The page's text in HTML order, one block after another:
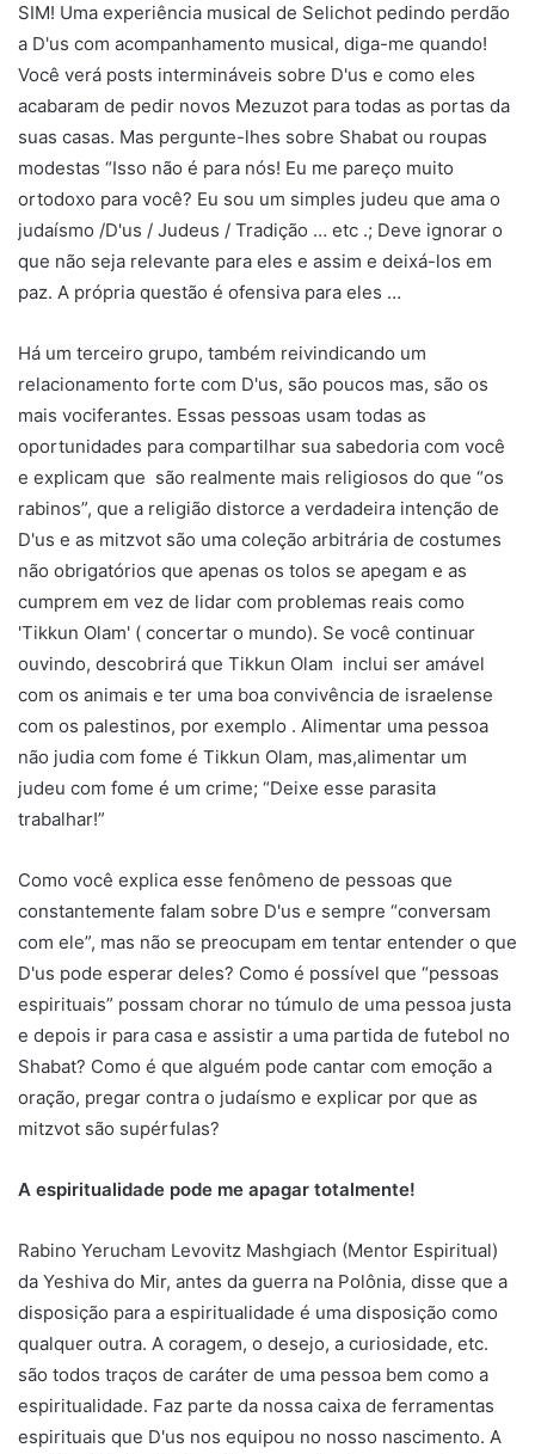
SIM! Uma experiência musical de Selichot pedindo perdão
a D'us com acompanhamento musical, diga-me quando!
Você verá posts intermináveis ​​sobre D'us e como eles
acabaram de pedir novos Mezuzot para todas as portas da
suas casas. Mas pergunte-lhes sobre Shabat ou roupas
modestas “Isso não é para nós! Eu me pareço muito
ortodoxo para você? Eu sou um simples judeu que ama o
judaísmo /D'us / Judeus / Tradição … etc .; Deve ignorar o
que não seja relevante para eles e assim e deixá-los em
paz. A própria questão é ofensiva para eles …
Há um terceiro grupo, também reivindicando um
relacionamento forte com D'us, são poucos mas, são os
mais vociferantes. Essas pessoas usam todas as
oportunidades para compartilhar sua sabedoria com você
e explicam que são realmente mais religiosos do que “os
rabinos”, que a religião distorce a verdadeira intenção de
D'us e as mitzvot são uma coleção arbitrária de costumes
não obrigatórios que apenas os tolos se apegam e as
cumprem em vez de lidar com problemas reais como
'Tikkun Olam' ( concertar o mundo). Se você continuar
ouvindo, descobrirá que Tikkun Olam inclui ser amável
com os animais e ter uma boa convivência de israelense
com os palestinos, por exemplo . Alimentar uma pessoa
não judia com fome é Tikkun Olam, mas,alimentar um
judeu com fome é um crime; “Deixe esse parasita
trabalhar!”
Como você explica esse fenômeno de pessoas que
constantemente falam sobre D'us e sempre “conversam
com ele”, mas não se preocupam em tentar entender o que
D'us pode esperar deles? Como é possível que “pessoas
espirituais” possam chorar no túmulo de uma pessoa justa
e depois ir para casa e assistir a uma partida de futebol no
Shabat? Como é que alguém pode cantar com emoção a
oração, pregar contra o judaísmo e explicar por que as
mitzvot são supérfulas?
A espiritualidade pode me apagar totalmente!
Rabino Yerucham Levovitz Mashgiach (Mentor Espiritual)
da Yeshiva do Mir, antes da guerra na Polônia, disse que a
disposição para a espiritualidade é uma disposição como
qualquer outra. A coragem, o desejo, a curiosidade, etc.
são todos traços de caráter de uma pessoa bem como a
espiritualidade. Faz parte da nossa caixa de ferramentas
espirituais que D'us nos equipou no nosso nascimento. A